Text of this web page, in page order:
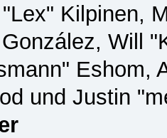
Kilpinen,
Will
Eshom,
und Justin